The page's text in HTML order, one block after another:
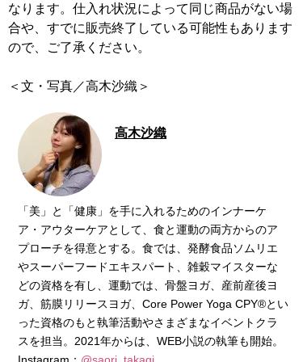
なります。仕入れ状況によって同じ商品がない場
合や、すでに販売終了している可能性もあります
ので、ご了承ください。
＜文・写真／高木沙織＞
高木沙織
「美」と「健康」を手に入れるためのインナーケ
ア・アウターケアとして、食と運動の両方からのア
プローチを得意とする。食では、発酵食品ソムリエ
やスーパーフードエキスパート、雑穀マイスターな
どの資格を有し、運動では、骨盤ヨガ、産前産後ヨ
ガ、筋膜リリースヨガ、Core Power Yoga CPY®とい
った資格のもと執筆活動やさまざまなイベントクラ
スを担当。2021年からは、WEB小説の執筆も開始。
Instagram： @saori_takagi